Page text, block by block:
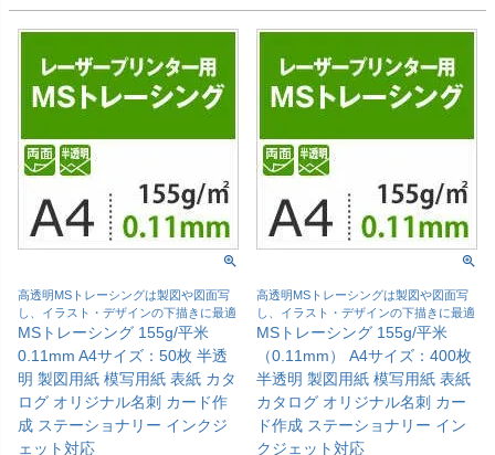
高透明MSトレーシングは製図や図面写
し、イラスト・デザインの下描きに最適
MSトレーシング 155g/平米
0.11mm A4サイズ：50枚 半透
明 製図用紙 模写用紙 表紙 カタ
ログ オリジナル名刺 カード作
成 ステーショナリー インクジ
ェット対応
高透明MSトレーシングは製図や図面写
し、イラスト・デザインの下描きに最適
MSトレーシング 155g/平米
（0.11mm） A4サイズ：400枚
半透明 製図用紙 模写用紙 表紙
カタログ オリジナル名刺 カー
ド作成 ステーショナリー イン
クジェット対応